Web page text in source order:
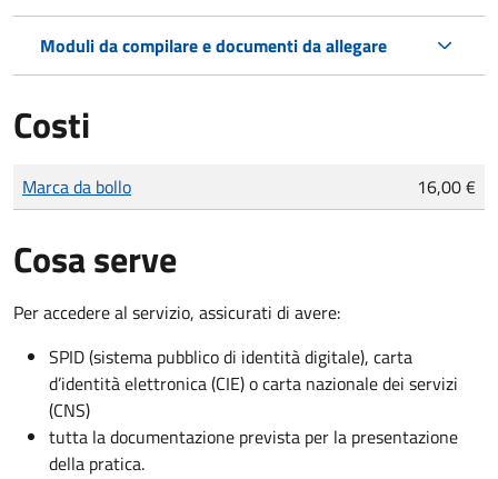
Moduli da compilare e documenti da allegare
Costi
Tipo di pagamento
Importo
Marca da bollo 16,00 €
Cosa serve
Per accedere al servizio, assicurati di avere:
SPID (sistema pubblico di identità digitale), carta
d’identità elettronica (CIE) o carta nazionale dei servizi
(CNS)
tutta la documentazione prevista per la presentazione
della pratica.